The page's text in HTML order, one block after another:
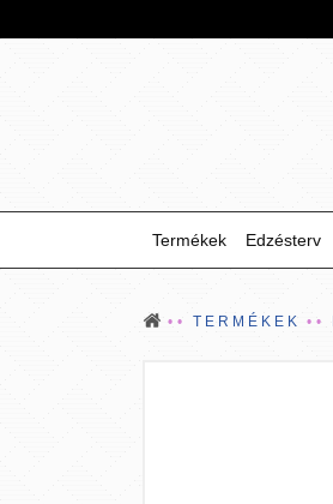
Termékek Edzésterv
TERMÉKEK